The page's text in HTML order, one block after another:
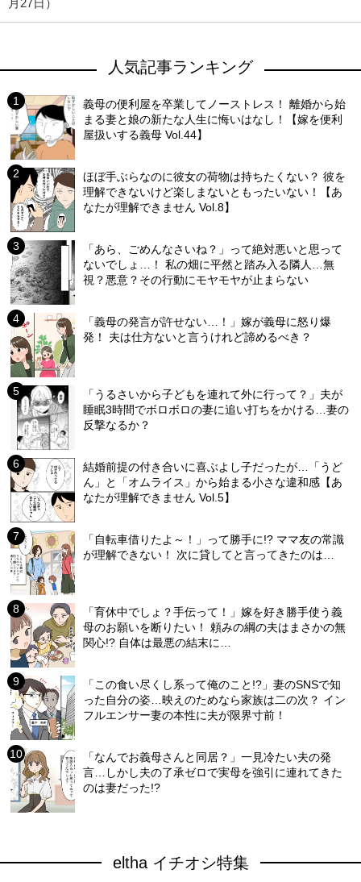
月27日）
人気記事ランキング
義母の便利屋を卒業してノーストレス！ 離婚から始
まる妻と娘の新たな人生に悔いはなし！【嫁を便利
屋扱いする義母 Vol.44】
ほぼ手ぶらなのに彼女の荷物は持ちたくない？ 彼を
理解できないけど楽しまないともったいない！【あ
なたが理解できません Vol.8】
「あら、ごめんなさいね？」って絶対悪いと思って
ないでしょ…！ 私の畑に平然と踏み入る隣人…無
視？悪意？その行動にモヤモヤが止まらない
「義母の発言が許せない…！」嫁が義母に怒り爆
発！ 夫は仕方ないと言うけれど諦めるべき？
「うるさいから子どもを連れて外に行って？」夫が
睡眠3時間でボロボロの妻に追い打ちをかける…妻の
反撃なるか？
結婚前提の付き合いに喜ぶよし子だったが…「うど
ん」と「オムライス」から始まる小さな違和感【あ
なたが理解できません Vol.5】
「自転車借りたよ～！」って勝手に!? ママ友の常識
が理解できない！ 次に貸してと言ってきたのは…
「育休中でしょ？手伝って！」嫁を好き勝手使う義
母のお願いを断りたい！ 頼みの綱の夫はまさかの無
関心!? 自体は最悪の結末に…
「この食い尽くし系って俺のこと!?」妻のSNSで知
った自分の姿…映えのためなら家族は二の次？ イン
フルエンサー妻の本性に夫が限界寸前！
「なんでお義母さんと同居？」一見冷たい夫の発
言…しかし夫の了承ゼロで実母を強引に連れてきた
のは妻だった!?
eltha イチオシ特集